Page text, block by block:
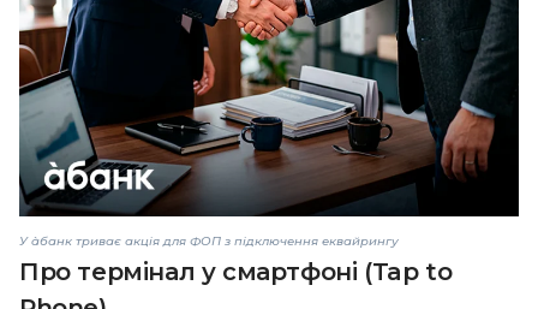
У àбанк триває акція для ФОП з підключення еквайрингу
Про термінал у смартфоні (Tap to